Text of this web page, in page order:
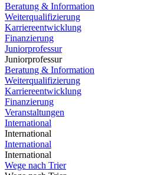
Beratung & Information
Weiterqualifizierung
Karriereentwicklung
Finanzierung
Juniorprofessur
Juniorprofessur
Beratung & Information
Weiterqualifizierung
Karriereentwicklung
Finanzierung
Veranstaltungen
International
International
International
International
Wege nach Trier